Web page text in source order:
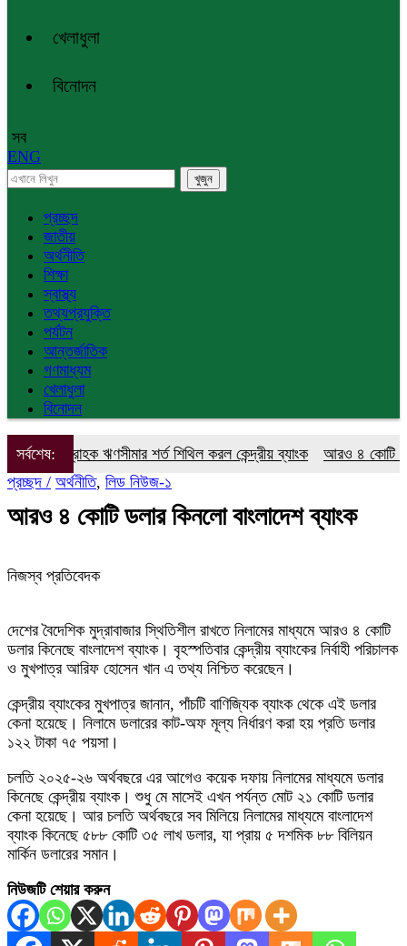
খেলাধুলা
বিনোদন
সব
ENG
প্রচ্ছদ
জাতীয়
অর্থনীতি
শিক্ষা
স্বাস্থ্য
তথ্যপ্রযুক্তি
পর্যটন
আন্তর্জাতিক
গণমাধ্যম
খেলাধুলা
বিনোদন
সর্বশেষ:
গ্রাহক ঋণসীমার শর্ত শিথিল করল কেন্দ্রীয় ব্যাংক
আরও ৪ কোটি ডলার
প্রচ্ছদ / অর্থনীতি, লিড নিউজ-১
আরও ৪ কোটি ডলার কিনলো বাংলাদেশ ব্যাংক
নিজস্ব প্রতিবেদক
দেশের বৈদেশিক মুদ্রাবাজার স্থিতিশীল রাখতে নিলামের মাধ্যমে আরও ৪ কোটি
ডলার কিনেছে বাংলাদেশ ব্যাংক। বৃহস্পতিবার কেন্দ্রীয় ব্যাংকের নির্বাহী পরিচালক
ও মুখপাত্র আরিফ হোসেন খান এ তথ্য নিশ্চিত করেছেন।
কেন্দ্রীয় ব্যাংকের মুখপাত্র জানান, পাঁচটি বাণিজ্যিক ব্যাংক থেকে এই ডলার
কেনা হয়েছে। নিলামে ডলারের কাট-অফ মূল্য নির্ধারণ করা হয় প্রতি ডলার
১২২ টাকা ৭৫ পয়সা।
চলতি ২০২৫-২৬ অর্থবছরে এর আগেও কয়েক দফায় নিলামের মাধ্যমে ডলার
কিনেছে কেন্দ্রীয় ব্যাংক। শুধু মে মাসেই এখন পর্যন্ত মোট ২১ কোটি ডলার
কেনা হয়েছে। আর চলতি অর্থবছরে সব মিলিয়ে নিলামের মাধ্যমে বাংলাদেশ
ব্যাংক কিনেছে ৫৮৮ কোটি ৩৫ লাখ ডলার, যা প্রায় ৫ দশমিক ৮৮ বিলিয়ন
মার্কিন ডলারের সমান।
নিউজটি শেয়ার করুন